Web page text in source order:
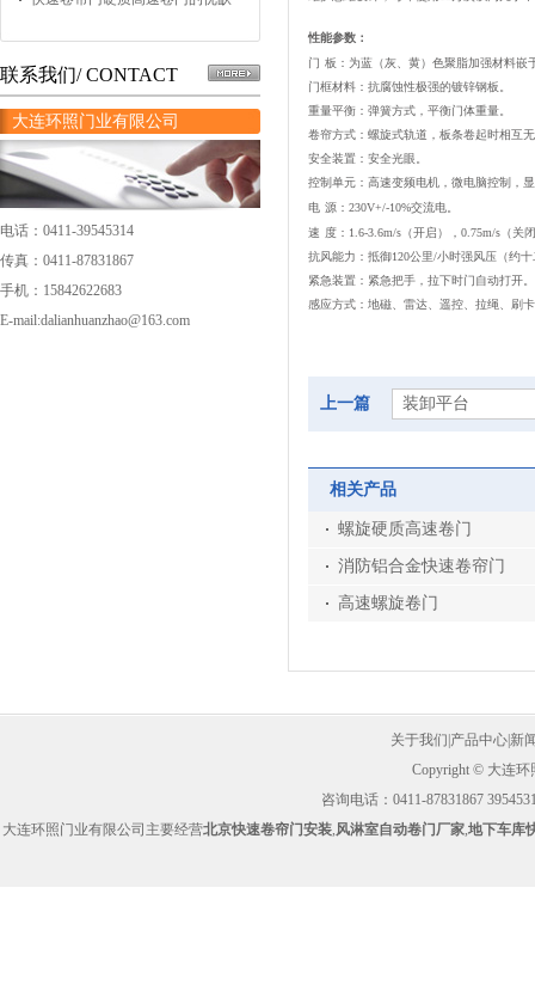
联系我们/ CONTACT
大连环照门业有限公司
电话：0411-39545314
传真：0411-87831867
手机：15842622683
E-mail:dalianhuanzhao@163.com
性能参数：
门 板：为蓝（灰、黄）色聚脂加强材料嵌
门框材料：抗腐蚀性极强的镀锌钢板。
重量平衡：弹簧方式，平衡门体重量。
卷帘方式：螺旋式轨道，板条卷起时相互
安全装置：安全光眼。
控制单元：高速变频电机，微电脑控制，
电 源： 230V+/-10%交流电。
速 度： 1.6-3.6m/s （开启）， 0.75m/s （关
抗风能力：抵御120公里/小时强风压（约
紧急装置：紧急把手，拉下时门自动打开。
感应方式：地磁、雷达、遥控、拉绳、刷
上一篇 装卸平台
相关产品
螺旋硬质高速卷门
消防铝合金快速卷帘门
高速螺旋卷门
关于我们 产品中心| 新
Copyright © 大连
咨询电话：0411-87831867
大连环照门业有限公司主要经营北京快速卷帘门安装,风淋室自动卷门厂家,地下车库